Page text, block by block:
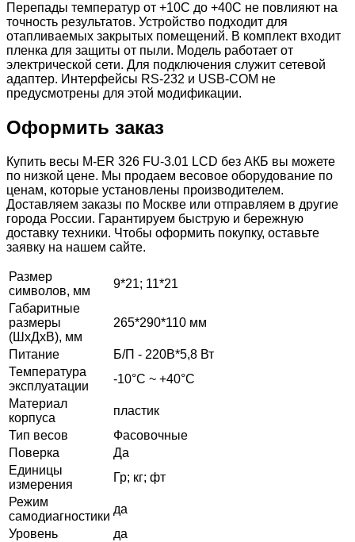
Перепады температур от +10С до +40С не повлияют на
точность результатов. Устройство подходит для
отапливаемых закрытых помещений. В комплект входит
пленка для защиты от пыли. Модель работает от
электрической сети. Для подключения служит сетевой
адаптер. Интерфейсы RS-232 и USB-COM не
предусмотрены для этой модификации.
Оформить заказ
Купить весы M-ER 326 FU-3.01 LCD без АКБ вы можете
по низкой цене. Мы продаем весовое оборудование по
ценам, которые установлены производителем.
Доставляем заказы по Москве или отправляем в другие
города России. Гарантируем быструю и бережную
доставку техники. Чтобы оформить покупку, оставьте
заявку на нашем сайте.
Размер
символов, мм
9*21; 11*21
Габаритные
размеры
(ШхДхВ), мм
265*290*110 мм
Питание
Б/П - 220В*5,8 Вт
Температура
эксплуатации
-10°C ~ +40°C
Материал
корпуса
пластик
Тип весов
Фасовочные
Поверка
Да
Единицы
измерения
Гр; кг; фт
Режим
самодиагностики
да
Уровень
да